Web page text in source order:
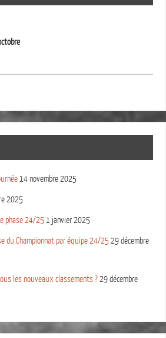
14 novembre 2025
2025
phase 24/251 janvier 2025
du Championnat par équipe 24/2529 décembre
les nouveaux classements ?29 décembre